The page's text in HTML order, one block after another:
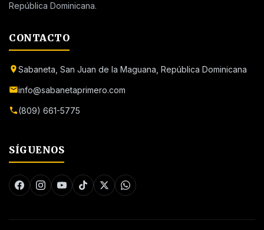
República Dominicana.
CONTACTO
Sabaneta, San Juan de la Maguana, República Dominicana
info@sabanetaprimero.com
(809) 661-5775
SÍGUENOS